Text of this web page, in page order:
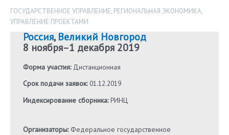
ГОСУДАРСТВЕННОЕ УПРАВЛЕНИЕ, РЕГИОНАЛЬНАЯ ЭКОНОМИКА,
УПРАВЛЕНИЕ ПРОЕКТАМИ
Россия,Великий Новгород
8 ноября–1 декабря 2019
Форма участия:Дистанционная
Срок подачи заявок:01.12.2019
Индексирование сборника:РИНЦ
Организаторы:Федеральное государственное